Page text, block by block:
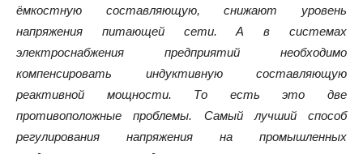
ёмкостную составляющую, снижают уровень
напряжения питающей сети. А в системах
электроснабжения предприятий необходимо
компенсировать индуктивную составляющую
реактивной мощности. То есть это две
противоположные проблемы. Самый лучший способ
регулирования напряжения на промышленных